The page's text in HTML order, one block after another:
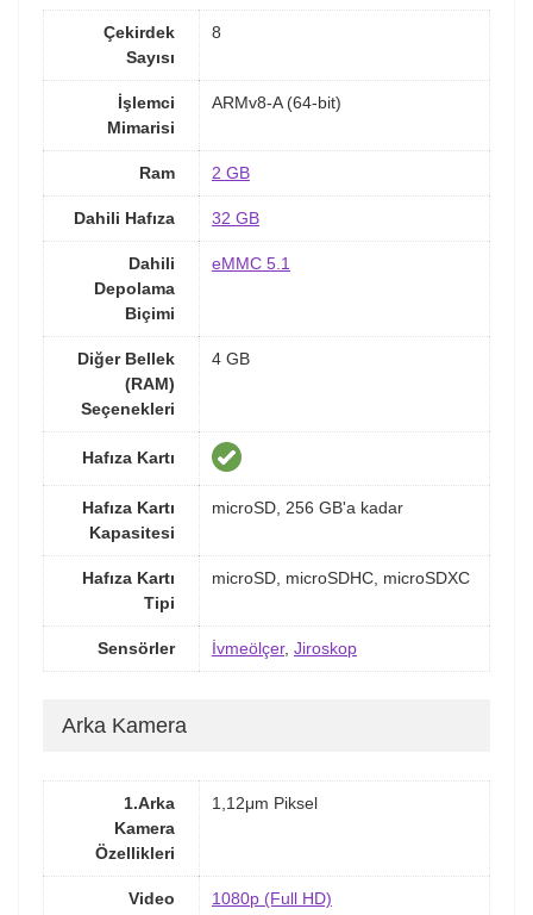
Çekirdek
Sayısı
8
İşlemci
Mimarisi
ARMv8-A (64-bit)
Ram 2 GB
Dahili Hafıza 32 GB
Dahili
Depolama
Biçimi
eMMC 5.1
Diğer Bellek
(RAM)
Seçenekleri
4 GB
Hafıza Kartı
Hafıza Kartı
Kapasitesi
microSD, 256 GB'a kadar
Hafıza Kartı
Tipi
microSD, microSDHC, microSDXC
Sensörler İvmeölçer, Jiroskop
Arka Kamera
1.Arka
Kamera
Özellikleri
1,12μm Piksel
Video
1080p (Full HD)